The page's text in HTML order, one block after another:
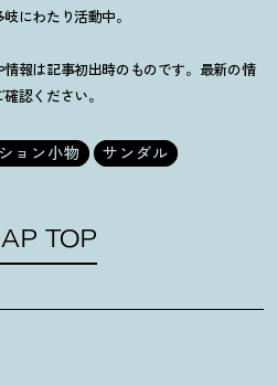
にわたり活動中。
報は記事初出時のものです。最新の情
認ください。
ョン小物 サンダル
TOP